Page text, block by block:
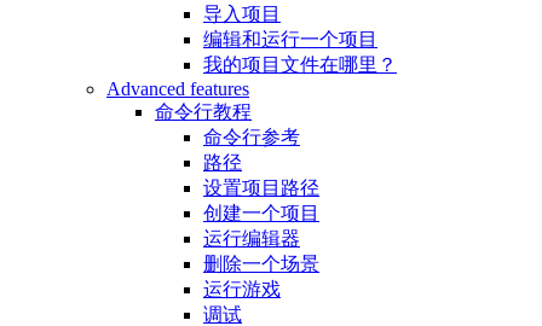
导入项目
编辑和运行一个项目
我的项目文件在哪里？
Advanced features
命令行教程
命令行参考
路径
设置项目路径
创建一个项目
运行编辑器
删除一个场景
运行游戏
调试